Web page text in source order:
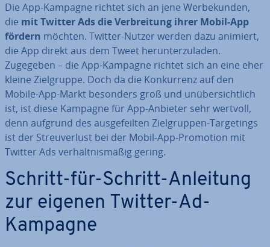
Die App-Kampagne richtet sich an jene Wer­be­kun­den,
die mit TwitterAds die Ver­brei­tung ihrer Mobil-App
fördern möchten. Twitter-Nutzer werden dazu animiert,
die App direkt aus dem Tweet her­un­ter­zu­la­den.
Zugegeben – die App-Kampagne richtet sich an eine eher
kleine Ziel­grup­pe. Doch da die Kon­kur­renz auf den
Mobile-App-Markt besonders groß und un­über­sicht­lich
ist, ist diese Kampagne für App-Anbieter sehr wertvoll,
denn aufgrund des aus­ge­feil­ten Ziel­grup­pen-Tar­ge­tings
ist der Streu­ver­lust bei der Mobil-App-Promotion mit
Twitter Ads ver­hält­nis­mä­ßig gering.
Schritt-für-Schritt-Anleitung
zur eigenen Twitter-Ad-
Kampagne